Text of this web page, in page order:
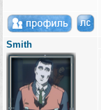
Smith